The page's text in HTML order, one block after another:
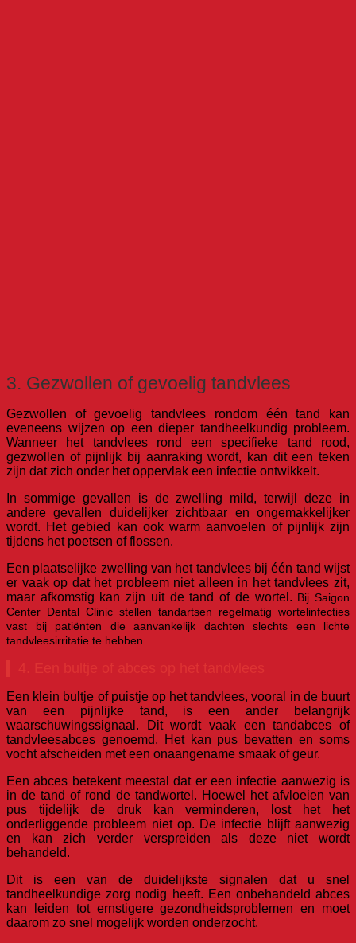
3. Gezwollen of gevoelig tandvlees
Gezwollen of gevoelig tandvlees rondom één tand kan
eveneens wijzen op een dieper tandheelkundig probleem.
Wanneer het tandvlees rond een specifieke tand rood,
gezwollen of pijnlijk bij aanraking wordt, kan dit een teken
zijn dat zich onder het oppervlak een infectie ontwikkelt.
In sommige gevallen is de zwelling mild, terwijl deze in
andere gevallen duidelijker zichtbaar en ongemakkelijker
wordt. Het gebied kan ook warm aanvoelen of pijnlijk zijn
tijdens het poetsen of flossen.
Een plaatselijke zwelling van het tandvlees bij één tand wijst
er vaak op dat het probleem niet alleen in het tandvlees zit,
maar afkomstig kan zijn uit de tand of de wortel. Bij Saigon
Center Dental Clinic stellen tandartsen regelmatig wortelinfecties
vast bij patiënten die aanvankelijk dachten slechts een lichte
tandvleesirritatie te hebben.
Een klein bultje of puistje op het tandvlees, vooral in de buurt
van een pijnlijke tand, is een ander belangrijk
waarschuwingssignaal. Dit wordt vaak een tandabces of
tandvleesabces genoemd. Het kan pus bevatten en soms
vocht afscheiden met een onaangename smaak of geur.
Een abces betekent meestal dat er een infectie aanwezig is
in de tand of rond de tandwortel. Hoewel het afvloeien van
pus tijdelijk de druk kan verminderen, lost het het
onderliggende probleem niet op. De infectie blijft aanwezig
en kan zich verder verspreiden als deze niet wordt
behandeld.
Dit is een van de duidelijkste signalen dat u snel
tandheelkundige zorg nodig heeft. Een onbehandeld abces
kan leiden tot ernstigere gezondheidsproblemen en moet
daarom zo snel mogelijk worden onderzocht.